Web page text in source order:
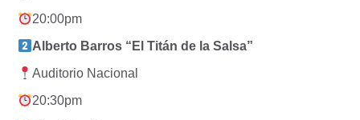
20:00pm
Alberto Barros “El Titán de la Salsa”
Auditorio Nacional
20:30pm